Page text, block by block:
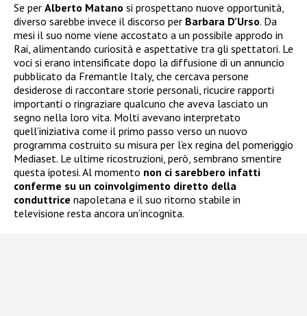
Se per Alberto Matano si prospettano nuove opportunità,
diverso sarebbe invece il discorso per Barbara D’Urso. Da
mesi il suo nome viene accostato a un possibile approdo in
Rai, alimentando curiosità e aspettative tra gli spettatori. Le
voci si erano intensificate dopo la diffusione di un annuncio
pubblicato da Fremantle Italy, che cercava persone
desiderose di raccontare storie personali, ricucire rapporti
importanti o ringraziare qualcuno che aveva lasciato un
segno nella loro vita. Molti avevano interpretato
quell’iniziativa come il primo passo verso un nuovo
programma costruito su misura per l’ex regina del pomeriggio
Mediaset. Le ultime ricostruzioni, però, sembrano smentire
questa ipotesi. Al momento non ci sarebbero infatti
conferme su un coinvolgimento diretto della
conduttrice napoletana e il suo ritorno stabile in
televisione resta ancora un’incognita.